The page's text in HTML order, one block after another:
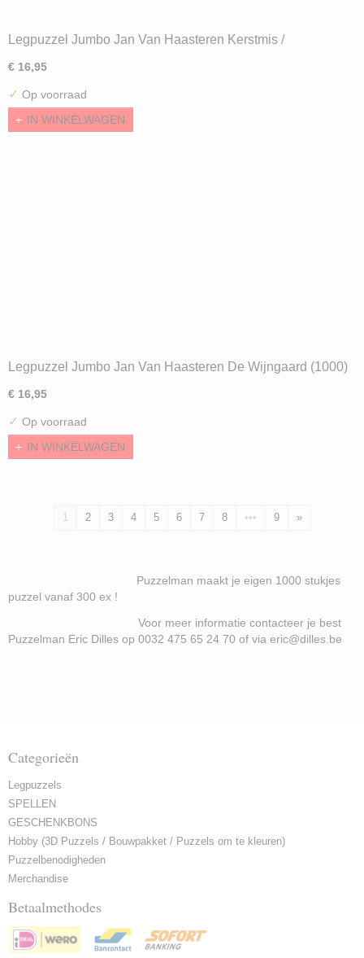
Legpuzzel Jumbo Jan Van Haasteren Kerstmis /
€ 16,95
✓ Op voorraad
IN WINKELWAGEN
Legpuzzel Jumbo Jan Van Haasteren De Wijngaard (1000)
€ 16,95
✓ Op voorraad
IN WINKELWAGEN
1 2 3 4 5 6 7 8 ••• 9 »
Puzzelman maakt je eigen 1000 stukjes
puzzel vanaf 300 ex !
Voor meer informatie contacteer je best
Puzzelman Eric Dilles op 0032 475 65 24 70 of via eric@dilles.be
Categorieën
Legpuzzels
SPELLEN
GESCHENKBONS
Hobby (3D Puzzels / Bouwpakket / Puzzels om te kleuren)
Puzzelbenodigheden
Merchandise
Betaalmethodes